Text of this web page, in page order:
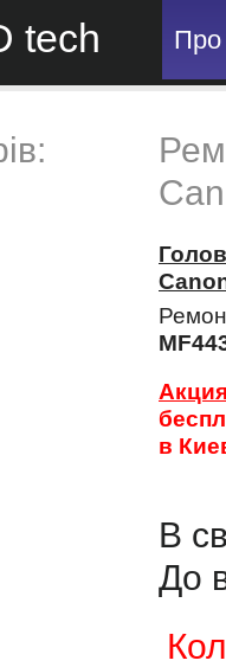
tech Про
в
В
До